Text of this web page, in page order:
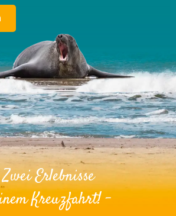
Erlebnisse
Kreuzfahrt! -